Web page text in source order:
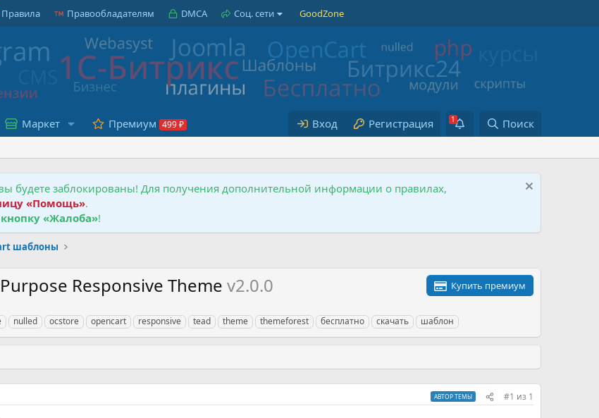
Правила Правообладателям DMCA Соц. сети GoodZone
Маркет Премиум Вход Регистрация Поиск
будете заблокированы! Для получения дополнительной информации о правилах,
«Помощь».
кнопку «Жалоба»!
шаблоны
Responsive Themev2.0.0 Купить премиум
nulled ocstore opencart responsive tead theme themeforest бесплатно скачать шаблон
АВТОР ТЕМЫ #1 из 1